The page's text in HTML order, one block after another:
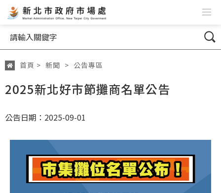
跳到主要內容
網站導覽
搜尋
首頁 > 新聞 > 公告專區
2025新北好市節攤商名單公告
公告日期：2025-09-01